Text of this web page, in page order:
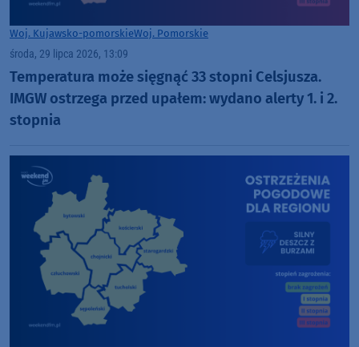
Woj. Kujawsko-pomorskieWoj. Pomorskie
środa, 29 lipca 2026, 13:09
Temperatura może sięgnąć 33 stopni Celsjusza.
IMGW ostrzega przed upałem: wydano alerty 1. i 2.
stopnia